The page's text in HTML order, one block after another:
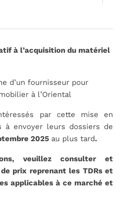
à l’acquisition du matériel
d’un fournisseur pour
à l’Oriental
par cette mise en
à envoyer leurs dossiers de
2025 au plus tard.
veuillez consulter et
prix reprenant les TDRs et
applicables à ce marché et